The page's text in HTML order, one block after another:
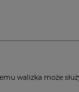
walizka może